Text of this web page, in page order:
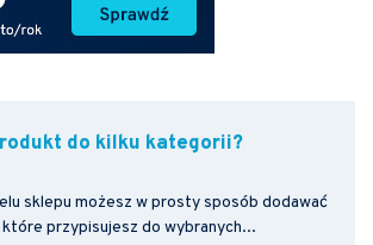
do kilku kategorii?
sklepu możesz w prosty sposób dodawać
przypisujesz do wybranych...